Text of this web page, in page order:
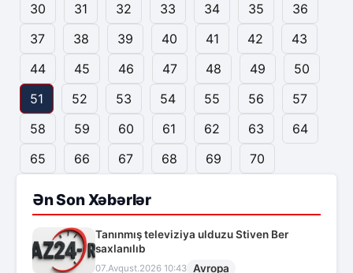
30
31 32 33 34 35
36
37
38 39 40 41 42
43
44
45 46 47 48 49
50
51
52 53 54 55 56
57
58
59 60 61 62 63
64
65
66 67 68 69 70
Ən Son Xəbərlər
Tanınmış televiziya ulduzu Stiven Ber
saxlanılıb
07.Avqust.2026 10:43 Avropa